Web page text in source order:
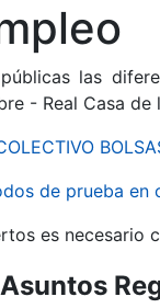
las
- Real Casa de
de prueba en
es necesario